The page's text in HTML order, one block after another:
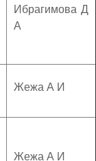
Ибрагимова Д
А
Жежа А И
Жежа А И